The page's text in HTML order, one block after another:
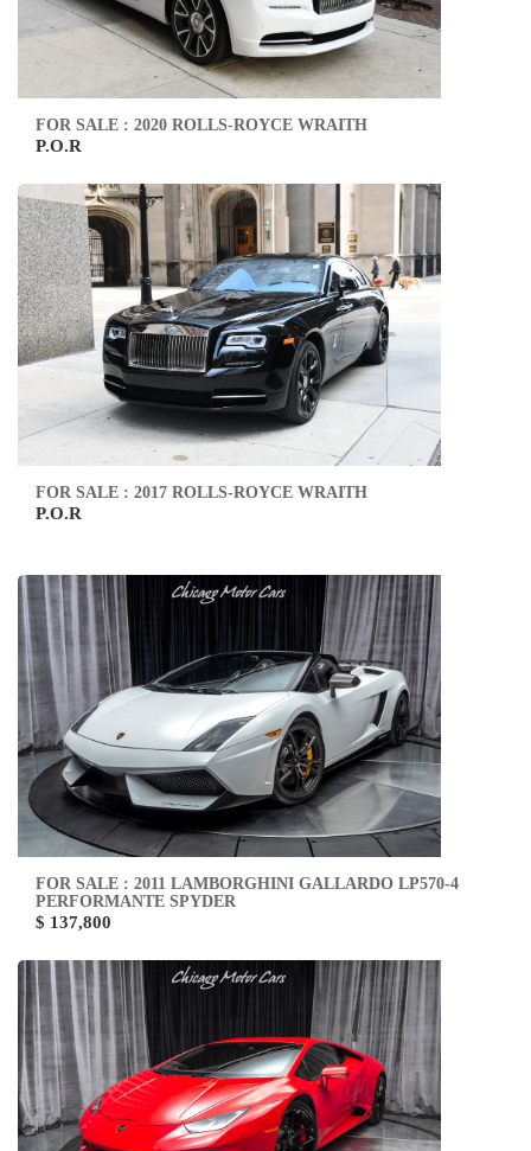
FOR SALE : 2020 ROLLS-ROYCE WRAITH
P.O.R
FOR SALE : 2017 ROLLS-ROYCE WRAITH
P.O.R
FOR SALE : 2011 LAMBORGHINI GALLARDO LP570-4
PERFORMANTE SPYDER
$ 137,800